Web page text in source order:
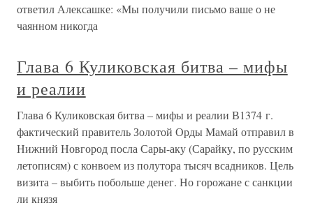
ответил Алексашке: «Мы получили письмо ваше о не
чаянном никогда
Глава 6 Куликовская битва – мифы
и реалии
Глава 6 Куликовская битва – мифы и реалии В1374 г.
фактический правитель Золотой Орды Мамай отправил в
Нижний Новгород посла Сары-аку (Сарайку, по русским
летописям) с конвоем из полутора тысяч всадников. Цель
визита – выбить побольше денег. Но горожане с санкции
ли князя